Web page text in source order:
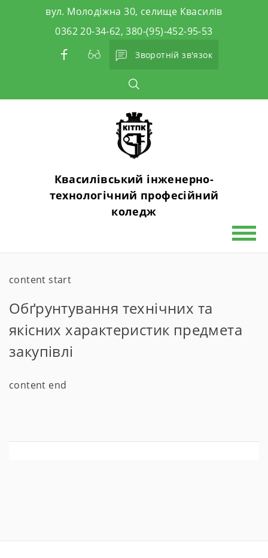
вул. Молодіжна 30, селище Квасилів
0362 20-34-62, 380-(95)-452-95-53
Зворотній зв'язок
Квасилівський інженерно-
технологічний професійний
коледж
content start
Обґрунтування технічних та
якісних характеристик предмета
закупівлі
content end